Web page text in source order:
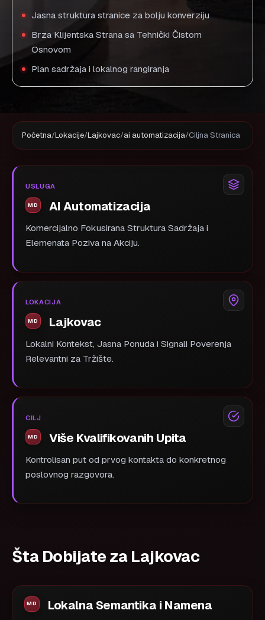
Jasna struktura stranice za bolju konverziju
Brza Klijentska Strana sa Tehnički Čistom
Osnovom
Plan sadržaja i lokalnog rangiranja
Početna/Lokacije/Lajkovac/ai automatizacija/Ciljna Stranica
USLUGA
AI Automatizacija
Komercijalno Fokusirana Struktura Sadržaja i
Elemenata Poziva na Akciju.
LOKACIJA
Lajkovac
Lokalni Kontekst, Jasna Ponuda i Signali Poverenja
Relevantni za Tržište.
CILJ
Više Kvalifikovanih Upita
Kontrolisan put od prvog kontakta do konkretnog
poslovnog razgovora.
Šta Dobijate za Lajkovac
Lokalna Semantika i Namena